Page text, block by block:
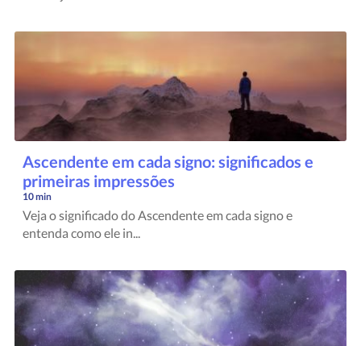
Ascendente em cada signo: significados e
primeiras impressões
10 min
Veja o significado do Ascendente em cada signo e
entenda como ele in...